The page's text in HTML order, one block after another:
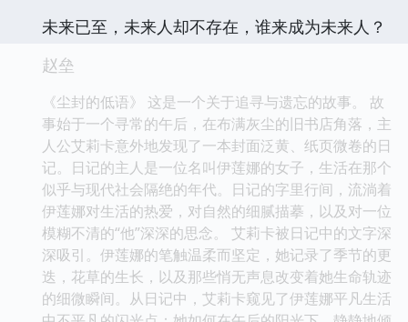
未来已至，未来人却不存在，谁来成为未来人？
赵垒
《尘封的低语》 这是一个关于追寻与遗忘的故事。 故
事始于一个寻常的午后，在布满灰尘的旧书店角落，主
人公艾莉卡意外地发现了一本封面泛黄、纸页微卷的日
记。日记的主人是一位名叫伊莲娜的女子，生活在那个
似乎与现代社会隔绝的年代。日记的字里行间，流淌着
伊莲娜对生活的热爱，对自然的细腻描摹，以及对一位
模糊不清的“他”深深的思念。 艾莉卡被日记中的文字深
深吸引。伊莲娜的笔触温柔而坚定，她记录了季节的更
迭，花草的生长，以及那些悄无声息改变着她生命轨迹
的细微瞬间。从日记中，艾莉卡窥见了伊莲娜平凡生活